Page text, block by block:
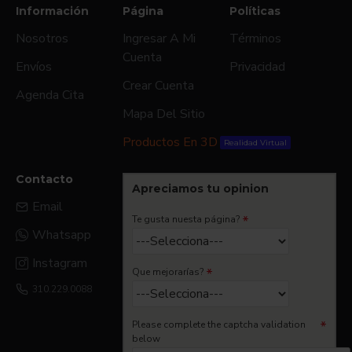
Información
Nosotros
Envíos
Agenda Cita
Página
Ingresar A Mi
Cuenta
Crear Cuenta
Mapa Del Sitio
Productos En 3D
Realidad Virtual
Políticas
Términos
Privacidad
Contacto
Email
Whatsapp
Instagram
310.229.0088
Apreciamos tu opinion
Te gusta nuesta página?
Que mejorarías?
Please complete the captcha validation
below